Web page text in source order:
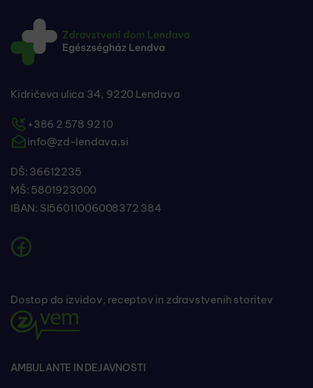
Kidričeva ulica 34, 9220 Lendava
+386 2 578 92 10
info@zd-lendava.si
DŠ: 36612235
MŠ: 5801923000
IBAN: SI56011006008372 384
Dostop do izvidov, receptov in zdravstvenih storitev
AMBULANTE IN DEJAVNOSTI